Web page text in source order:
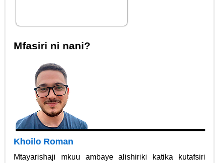
Mfasiri ni nani?
Khoilo Roman
Mtayarishaji mkuu ambaye alishiriki katika kutafsiri